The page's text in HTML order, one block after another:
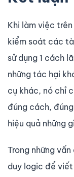
Khi làm việc
kiểm soát các
sử dụng 1 cách
những tác hại
cụ khác, nó chỉ
đúng cách,
hiệu quả những
Trong những
duy logic để